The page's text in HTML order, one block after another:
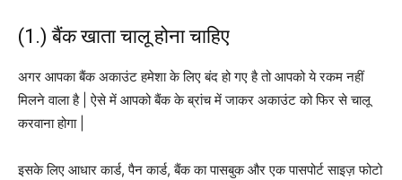
(1.) बैंक खाता चालू होना चाहिए
अगर आपका बैंक अकाउंट हमेशा के लिए बंद हो गए है तो आपको ये रकम नहीं
मिलने वाला है | ऐसे में आपको बैंक के ब्रांच में जाकर अकाउंट को फिर से चालू
करवाना होगा |
इसके लिए आधार कार्ड, पैन कार्ड, बैंक का पासबुक और एक पासपोर्ट साइज़ फोटो